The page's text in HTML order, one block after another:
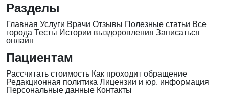
Разделы
Главная Услуги Врачи Отзывы Полезные статьи Все
города Тесты Истории выздоровления Записаться
онлайн
Пациентам
Рассчитать стоимость Как проходит обращение
Редакционная политика Лицензии и юр. информация
Персональные данные Контакты